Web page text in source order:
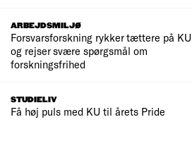
ARBEJDSMILJØ
Forsvarsforskning rykker tættere på KU
og rejser svære spørgsmål om
forskningsfrihed
STUDIELIV
Få høj puls med KU til årets Pride